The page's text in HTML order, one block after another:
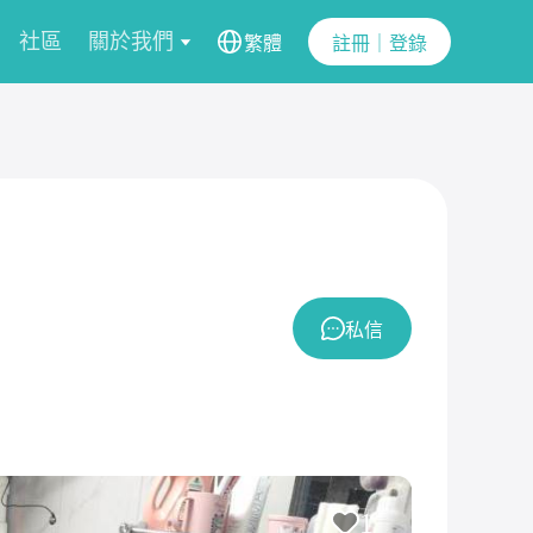
社區 關於我們 繁體 註冊｜登錄
私信
1